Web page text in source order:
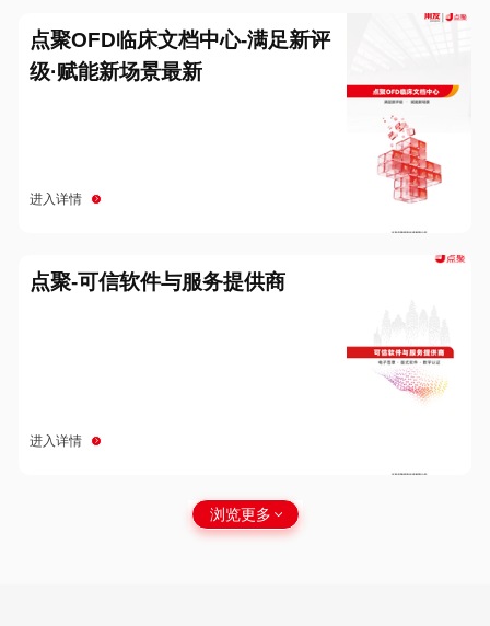
点聚OFD临床文档中心-满足新评
级·赋能新场景最新
进入详情
点聚-可信软件与服务提供商
进入详情
浏览更多